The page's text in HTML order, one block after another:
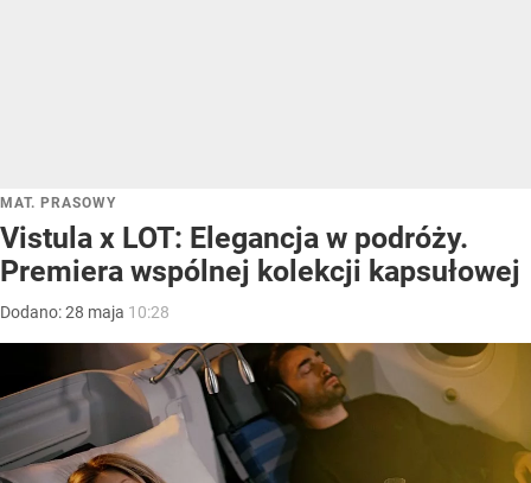
MAT. PRASOWY
Vistula x LOT: Elegancja w podróży.
Premiera wspólnej kolekcji kapsułowej
Dodano:28 maja 10:28